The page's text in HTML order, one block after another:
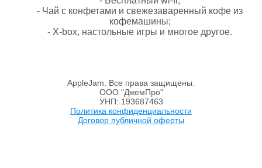
- Чай с конфетами и свежезаваренный кофе из
кофемашины;
- X-box, настольные игры и многое другое.
AppleJam. Все права защищены.
ООО "ДжемПро"
УНП: 193687463
Политика конфиденциальности
Договор публичной оферты